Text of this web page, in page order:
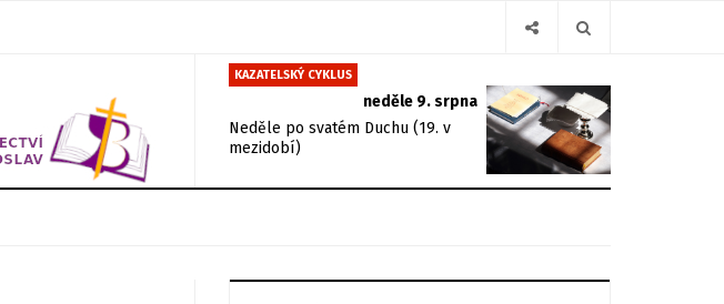
KAZATELSKÝ CYKLUS
neděle 9. srpna
Neděle po svatém Duchu (19. v
mezidobí)